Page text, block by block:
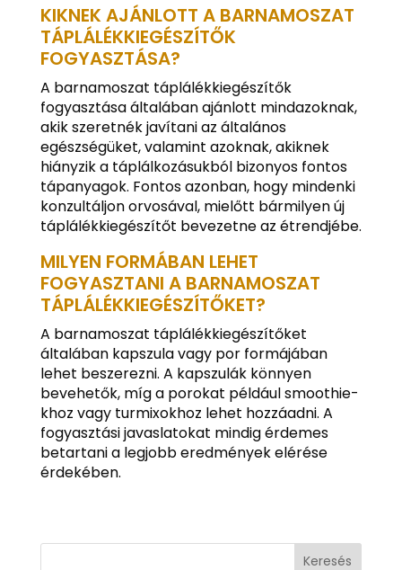
KIKNEK AJÁNLOTT A BARNAMOSZAT
TÁPLÁLÉKKIEGÉSZÍTŐK
FOGYASZTÁSA?
A barnamoszat táplálékkiegészítők
fogyasztása általában ajánlott mindazoknak,
akik szeretnék javítani az általános
egészségüket, valamint azoknak, akiknek
hiányzik a táplálkozásukból bizonyos fontos
tápanyagok. Fontos azonban, hogy mindenki
konzultáljon orvosával, mielőtt bármilyen új
táplálékkiegészítőt bevezetne az étrendjébe.
MILYEN FORMÁBAN LEHET
FOGYASZTANI A BARNAMOSZAT
TÁPLÁLÉKKIEGÉSZÍTŐKET?
A barnamoszat táplálékkiegészítőket
általában kapszula vagy por formájában
lehet beszerezni. A kapszulák könnyen
bevehetők, míg a porokat például smoothie-
khoz vagy turmixokhoz lehet hozzáadni. A
fogyasztási javaslatokat mindig érdemes
betartani a legjobb eredmények elérése
érdekében.